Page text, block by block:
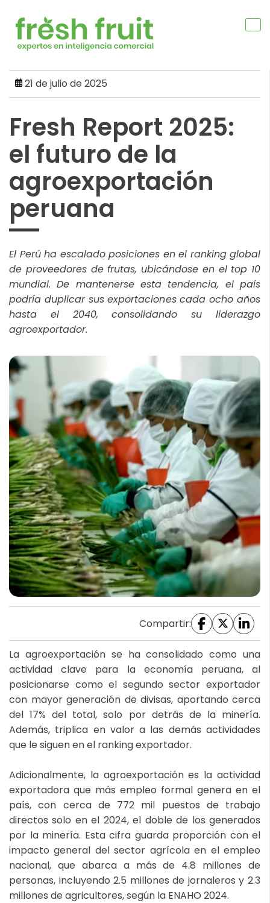
content
21 de julio de 2025
Fresh Report 2025:
el futuro de la
agroexportación
peruana
El Perú ha escalado posiciones en el ranking global
de proveedores de frutas, ubicándose en el top 10
mundial. De mantenerse esta tendencia, el país
podría duplicar sus exportaciones cada ocho años
hasta el 2040, consolidando su liderazgo
agroexportador.
Compartir:
La agroexportación se ha consolidado como una
actividad clave para la economía peruana, al
posicionarse como el segundo sector exportador
con mayor generación de divisas, aportando cerca
del 17% del total, solo por detrás de la minería.
Además, triplica en valor a las demás actividades
que le siguen en el ranking exportador.
Adicionalmente, la agroexportación es la actividad
exportadora que más empleo formal genera en el
país, con cerca de 772 mil puestos de trabajo
directos solo en el 2024, el doble de los generados
por la minería. Esta cifra guarda proporción con el
impacto general del sector agrícola en el empleo
nacional, que abarca a más de 4.8 millones de
personas, incluyendo 2.5 millones de jornaleros y 2.3
millones de agricultores, según la ENAHO 2024.